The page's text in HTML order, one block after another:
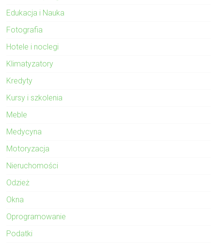
Edukacja i Nauka
Fotografia
Hotele i noclegi
Klimatyzatory
Kredyty
Kursy i szkolenia
Meble
Medycyna
Motoryzacja
Nieruchomości
Odzież
Okna
Oprogramowanie
Podatki